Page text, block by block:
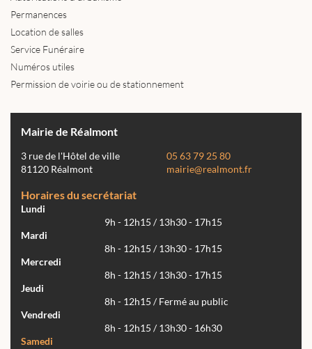
Permanences
Location de salles
Service Funéraire
Numéros utiles
Permission de voirie ou de stationnement
Mairie de Réalmont
3 rue de l'Hôtel de ville
81120 Réalmont
05 63 79 25 80
mairie@realmont.fr
Horaires du secrétariat
Lundi
9h - 12h15 / 13h30 - 17h15
Mardi
8h - 12h15 / 13h30 - 17h15
Mercredi
8h - 12h15 / 13h30 - 17h15
Jeudi
8h - 12h15 / Fermé au public
Vendredi
8h - 12h15 / 13h30 - 16h30
Samedi